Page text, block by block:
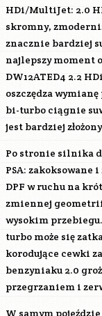
HDi/MultiJet: 2.0
skromny,
znacznie bardziej
najlepszy moment
DW12ATED4 2.2
oszczędza
bi-turbo ciągnie
jest bardziej
Po stronie silnika
PSA: zakoksowane
DPF w ruchu na
zmiennej
wysokim
turbo może się
korodujące cewki
benzyniaku 2.0
przegrzaniem i
W samym